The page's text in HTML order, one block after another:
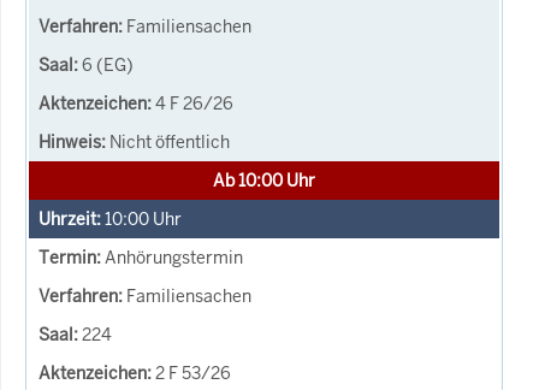
Familiensachen
6 (EG)
4 F 26/26
Nicht öffentlich
Ab 10:00 Uhr
10:00 Uhr
Anhörungstermin
Familiensachen
224
2 F 53/26